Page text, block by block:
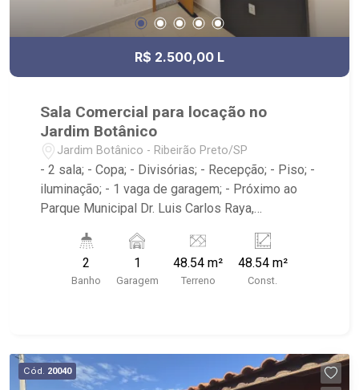
R$ 2.500,00 L
Sala Comercial para locação no
Jardim Botânico
Jardim Botânico - Ribeirão Preto/SP
- 2 sala; - Copa; - Divisórias; - Recepção; - Piso; -
iluminação; - 1 vaga de garagem; - Próximo ao
Parque Municipal Dr. Luis Carlos Raya,
Tibursiu`s - Botânico; - Ribeirão Imóveis,
referência em venda, compra e locação. - Sinta-
se em casa na Ribeirão Imóveis, afinal Somos e
Sul, Zona Leste, Centro e Bonfim Paulista; - para
Venda, Compra e Locação, imobiliária é Ribeirão
2
Banho
1
Garagem
48.54 m²
Terreno
48.54 m²
Const.
Cód. 20040